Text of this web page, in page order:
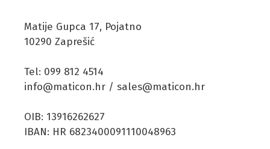
Matije Gupca 17, Pojatno
10290 Zaprešić
Tel: 099 812 4514
info@maticon.hr / sales@maticon.hr
OIB: 13916262627
IBAN: HR 6823400091110048963